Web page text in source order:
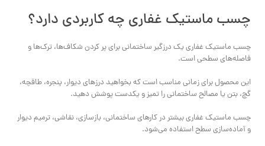
چسب ماستیک غفاری چه کاربردی دارد؟
چسب ماستیک غفاری یک درزگیر ساختمانی برای پر کردن شکاف‌ها، ترک‌ها و
فاصله‌های سطحی است.
این محصول برای زمانی مناسب است که بخواهید درزهای دیوار، پنجره، طاقچه،
گچ، بتن یا مصالح ساختمانی را تمیز و یکدست پوشش دهید.
چسب ماستیک غفاری بیشتر در کارهای ساختمانی، بازسازی، نقاشی، ترمیم دیوار
و آماده‌سازی سطح استفاده می‌شود.